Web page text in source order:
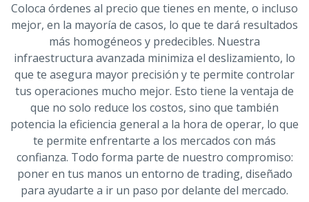
Coloca órdenes al precio que tienes en mente, o incluso
mejor, en la mayoría de casos, lo que te dará resultados
más homogéneos y predecibles. Nuestra
infraestructura avanzada minimiza el deslizamiento, lo
que te asegura mayor precisión y te permite controlar
tus operaciones mucho mejor. Esto tiene la ventaja de
que no solo reduce los costos, sino que también
potencia la eficiencia general a la hora de operar, lo que
te permite enfrentarte a los mercados con más
confianza. Todo forma parte de nuestro compromiso:
poner en tus manos un entorno de trading, diseñado
para ayudarte a ir un paso por delante del mercado.